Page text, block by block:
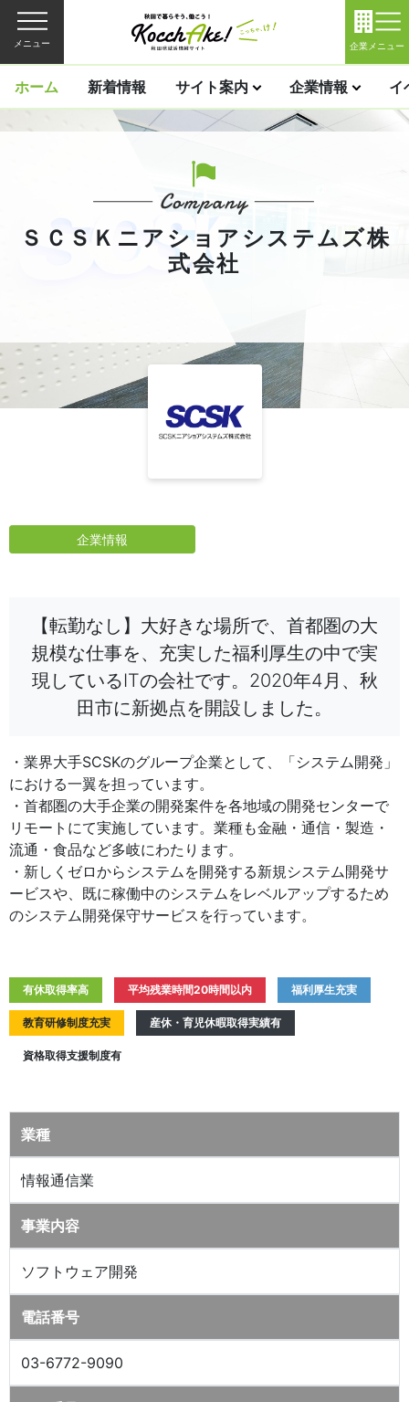
メニュー 企業メニュー
ホーム 新着情報 サイト案内 企業情報 イ
ＳＣＳＫニアショアシステムズ株
式会社
企業情報
【転勤なし】大好きな場所で、首都圏の大
規模な仕事を、充実した福利厚生の中で実
現しているITの会社です。2020年4月、秋
田市に新拠点を開設しました。
・業界大手SCSKのグループ企業として、「システム開発」
における一翼を担っています。
・首都圏の大手企業の開発案件を各地域の開発センターで
リモートにて実施しています。業種も金融・通信・製造・
流通・食品など多岐にわたります。
・新しくゼロからシステムを開発する新規システム開発サ
ービスや、既に稼働中のシステムをレベルアップするため
のシステム開発保守サービスを行っています。
有休取得率高 平均残業時間20時間以内 福利厚生充実
教育研修制度充実 産休・育児休暇取得実績有
資格取得支援制度有
業種
情報通信業
事業内容
ソフトウェア開発
電話番号
03-6772-9090